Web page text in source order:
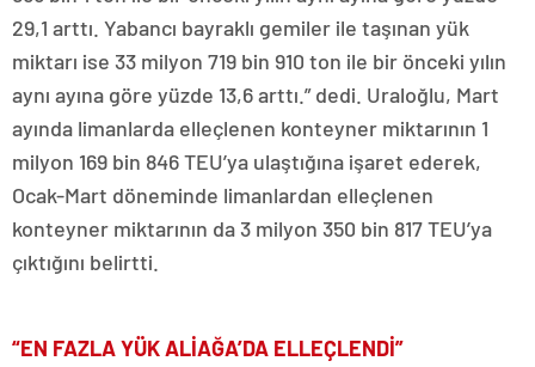
29,1 arttı. Yabancı bayraklı gemiler ile taşınan yük
miktarı ise 33 milyon 719 bin 910 ton ile bir önceki yılın
aynı ayına göre yüzde 13,6 arttı.” dedi. Uraloğlu, Mart
ayında limanlarda elleçlenen konteyner miktarının 1
milyon 169 bin 846 TEU’ya ulaştığına işaret ederek,
Ocak-Mart döneminde limanlardan elleçlenen
konteyner miktarının da 3 milyon 350 bin 817 TEU’ya
çıktığını belirtti.
“EN FAZLA YÜK ALİAĞA’DA ELLEÇLENDİ”